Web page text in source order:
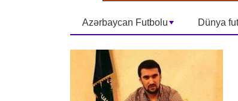
Azərbaycan Futbolu Dünya